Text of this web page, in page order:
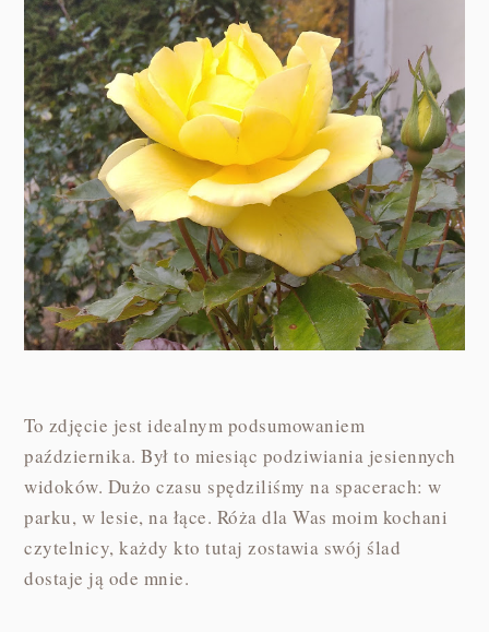
To zdjęcie jest idealnym podsumowaniem
października. Był to miesiąc podziwiania jesiennych
widoków. Dużo czasu spędziliśmy na spacerach: w
parku, w lesie, na łące. Róża dla Was moim kochani
czytelnicy, każdy kto tutaj zostawia swój ślad
dostaje ją ode mnie.